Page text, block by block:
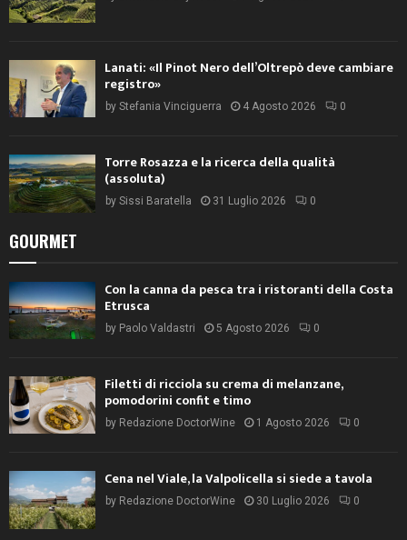
Lanati: «Il Pinot Nero dell’Oltrepò deve cambiare
registro»
by Stefania Vinciguerra 4 Agosto 2026 0
Torre Rosazza e la ricerca della qualità
(assoluta)
by Sissi Baratella 31 Luglio 2026 0
GOURMET
Con la canna da pesca tra i ristoranti della Costa
Etrusca
by Paolo Valdastri 5 Agosto 2026 0
Filetti di ricciola su crema di melanzane,
pomodorini confit e timo
by Redazione DoctorWine 1 Agosto 2026 0
Cena nel Viale, la Valpolicella si siede a tavola
by Redazione DoctorWine 30 Luglio 2026 0